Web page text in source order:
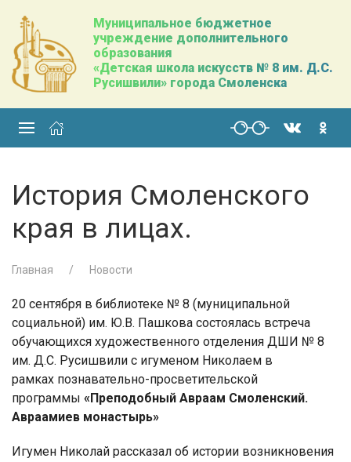
Муниципальное бюджетное
учреждение дополнительного
образования
«Детская школа искусств № 8 им. Д.С.
Русишвили» города Смоленска
История Смоленского
края в лицах.
Главная Новости
20 сентября в библиотеке № 8 (муниципальной
социальной) им. Ю.В. Пашкова состоялась встреча
обучающихся художественного отделения ДШИ № 8
им. Д.С. Русишвили с игуменом Николаем в
рамках познавательно-просветительской
программы «Преподобный Авраам Смоленский.
Авраамиев монастырь»
Игумен Николай рассказал об истории возникновения